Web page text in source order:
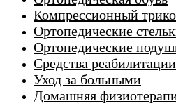
г. Люберцы
Компрессионный
Ортопедические
Ортопедические
Средства реабилитации
Уход за больными
Домашняя